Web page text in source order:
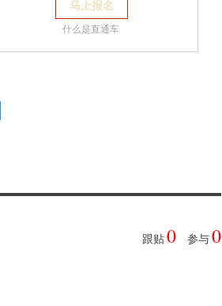
什么是直通车
跟贴 0 参与 0